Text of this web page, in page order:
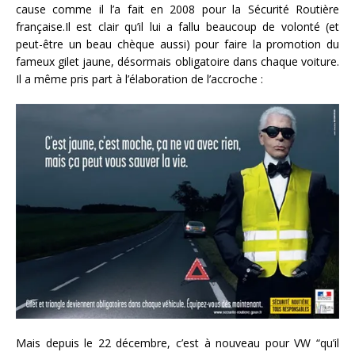
cause comme il l’a fait en 2008 pour la Sécurité Routière
française.Il est clair qu’il lui a fallu beaucoup de volonté (et
peut-être un beau chèque aussi) pour faire la promotion du
fameux gilet jaune, désormais obligatoire dans chaque voiture.
Il a même pris part à l’élaboration de l’accroche :
Mais depuis le 22 décembre, c’est à nouveau pour VW “qu’il